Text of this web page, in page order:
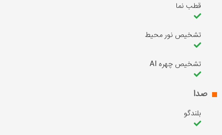
قطب نما
تشخیص نور محیط
تشخیص چهره AI
صدا
بلندگو